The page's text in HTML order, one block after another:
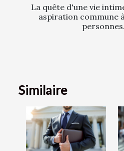
La quête d'une vie
aspiration commune
Similaire